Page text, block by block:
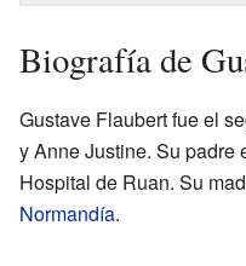
Biografía de
Gustave Flaubert fue el
y Anne Justine. Su padre
Hospital de Ruan. Su
Normandía.